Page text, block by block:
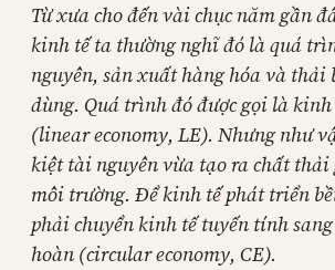
Từ xưa cho đến vài chục năm gần
kinh tế ta thường nghĩ đó là quá
nguyên, sản xuất hàng hóa và thải
dùng. Quá trình đó được gọi là
(linear economy, LE). Nhưng như
kiệt tài nguyên vừa tạo ra chất thải
môi trường. Để kinh tế phát triển
phải chuyển kinh tế tuyến tính
hoàn (circular economy, CE).